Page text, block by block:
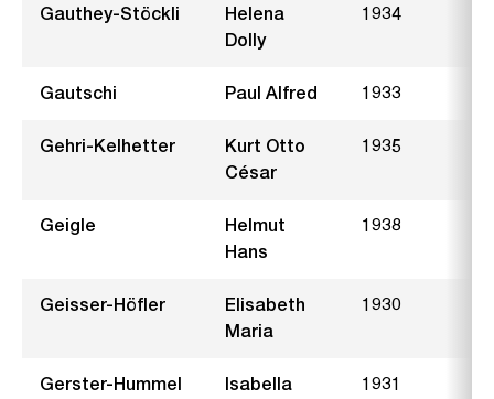
Gauthey-Stöckli
Helena
Dolly
1934
Gautschi Paul Alfred 1933
Gehri-Kelhetter
Kurt Otto
César
1935
Geigle
Helmut
Hans
1938
Geisser-Höfler
Elisabeth
Maria
1930
Gerster-Hummel
Isabella
1931